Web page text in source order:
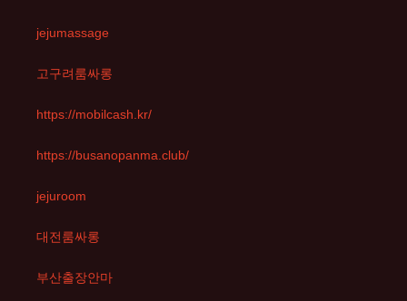
jejumassage
고구려룸싸롱
https://mobilcash.kr/
https://busanopanma.club/
jejuroom
대전룸싸롱
부산출장안마